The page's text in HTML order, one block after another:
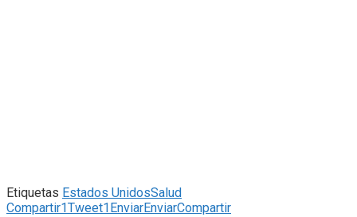
Etiquetas Estados UnidosSalud
Compartir1Tweet1 EnviarEnviarCompartir